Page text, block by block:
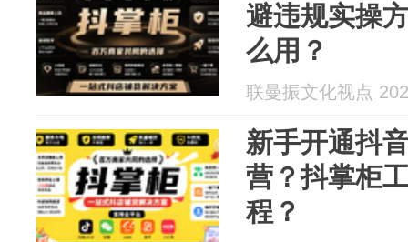
避违规实操
么用？
联曼振文化视点
新手开通抖
营？抖掌柜
程？